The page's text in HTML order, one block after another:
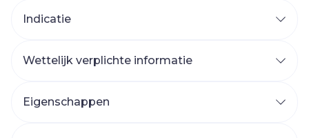
Indicatie
Wettelijk verplichte informatie
Eigenschappen